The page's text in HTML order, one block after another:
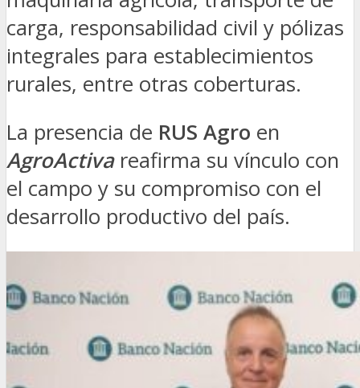
carga, responsabilidad civil y pólizas
integrales para establecimientos
rurales, entre otras coberturas.
La presencia de RUS Agro en
AgroActivareafirma su vínculo con
el campo y su compromiso con el
desarrollo productivo del país.